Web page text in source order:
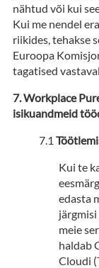
nähtud või kui
Kui me nendel
riikides, tehakse
Euroopa
tagatised
Workplace
isikuandmeid
Kui te
edasta
meie
haldab
Cloudi